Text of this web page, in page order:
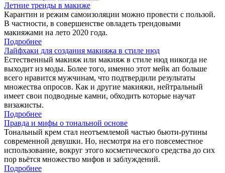
Летние тренды в макиже
Карантин и режим самоизоляции можно провести с пользой.
В частности, в совершенстве овладеть трендовыми
макияжами на лето 2020 года.
Подробнее
Лайфхаки для создания макияжа в стиле нюд
Естественный макияж или макияж в стиле нюд никогда не
выходит из моды. Более того, именно этот мейк ап больше
всего нравится мужчинам, что подтвердили результаты
множества опросов. Как и другие макияжи, нейтральный
имеет свои подводные камни, обходить которые научат
визажисты.
Подробнее
Правда и мифы о тональной основе
Тональный крем стал неотъемлемой частью бьюти-рутины
современной девушки. Но, несмотря на его повсеместное
использование, вокруг этого косметического средства до сих
пор вьётся множество мифов и заблуждений.
Подробнее